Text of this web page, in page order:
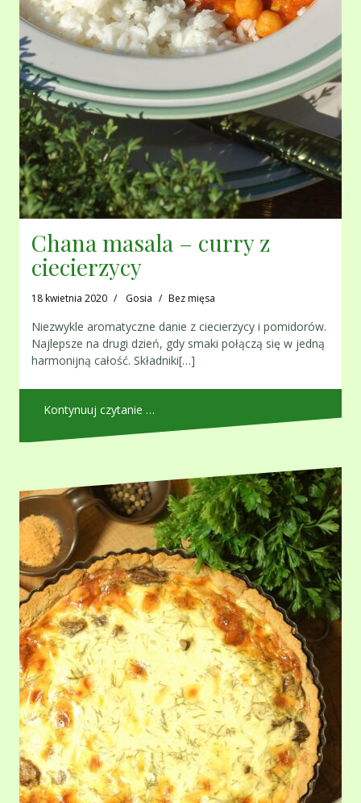
Chana masala – curry z
ciecierzycy
18 kwietnia 2020 Gosia Bez mięsa
Niezwykle aromatyczne danie z ciecierzycy i pomidorów.
Najlepsze na drugi dzień, gdy smaki połączą się w jedną
harmonijną całość. Składniki[…]
Kontynuuj czytanie …